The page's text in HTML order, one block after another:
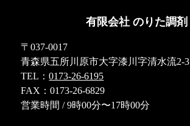
有限会社 のりた調剤
〒037-0017
青森県五所川原市大字漆川字清水流2-3
TEL：0173-26-6195
FAX：0173-26-6829
営業時間 / 9時00分〜17時00分